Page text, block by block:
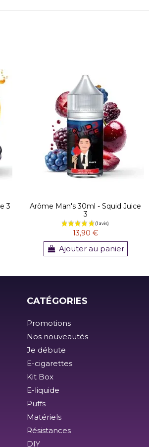
3
Arôme Man's 30ml - Squid Juice
3
13,90 €
Ajouter au panier
CATÉGORIES
Promotions
Nos nouveautés
Je débute
E-cigarettes
Kit Box
E-liquide
Puffs
Matériels
Résistances
DIY